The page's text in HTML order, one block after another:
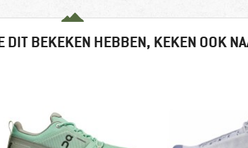
DIT BEKEKEN HEBBEN, KEKEN OOK